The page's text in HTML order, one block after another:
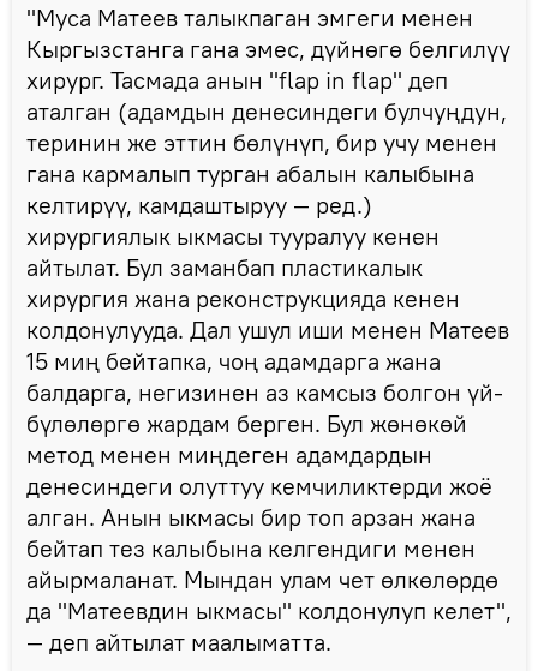
"Муса Матеев талыкпаган эмгеги менен
Кыргызстанга гана эмес, дүйнөгө белгилүү
хирург. Тасмада анын "flap in flap" деп
аталган (адамдын денесиндеги булчуңдун,
теринин же эттин бөлүнүп, бир учу менен
гана кармалып турган абалын калыбына
келтирүү, камдаштыруу — ред.)
хирургиялык ыкмасы тууралуу кенен
айтылат. Бул заманбап пластикалык
хирургия жана реконструкцияда кенен
колдонулууда. Дал ушул иши менен Матеев
15 миң бейтапка, чоң адамдарга жана
балдарга, негизинен аз камсыз болгон үй-
бүлөлөргө жардам берген. Бул жөнөкөй
метод менен миңдеген адамдардын
денесиндеги олуттуу кемчиликтерди жоё
алган. Анын ыкмасы бир топ арзан жана
бейтап тез калыбына келгендиги менен
айырмаланат. Мындан улам чет өлкөлөрдө
да "Матеевдин ыкмасы" колдонулуп келет",
— деп айтылат маалыматта.